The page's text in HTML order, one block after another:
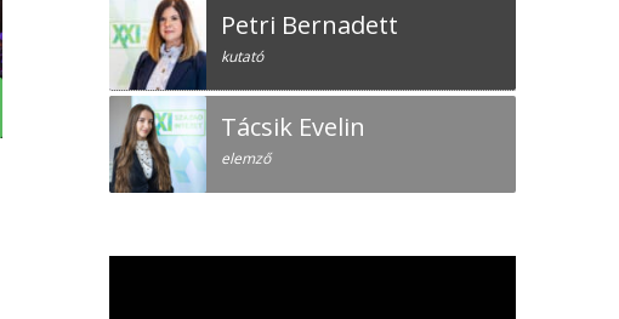
Petri Bernadett
kutató
Tácsik Evelin
elemző